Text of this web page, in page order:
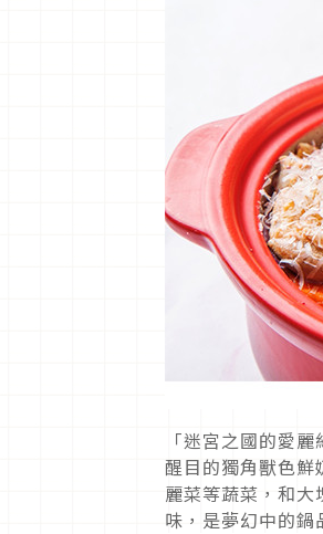
「迷宮之國的愛
醒目的獨角獸色
麗菜等蔬菜，和
味，是夢幻中的鍋